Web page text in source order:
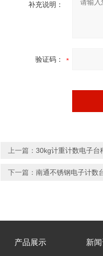
补充说明：
验证码：
上一篇： 30kg计重计数电子台
下一篇： 南通不锈钢电子计数
产品展示 新